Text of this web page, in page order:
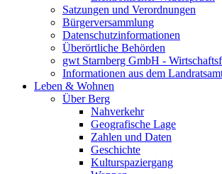
Satzungen und Verordnungen
Bürgerversammlung
Datenschutzinformationen
Überörtliche Behörden
gwt Starnberg GmbH -
Informationen aus dem
Leben & Wohnen
Über Berg
Nahverkehr
Geografische Lage
Zahlen und Daten
Geschichte
Kulturspaziergang